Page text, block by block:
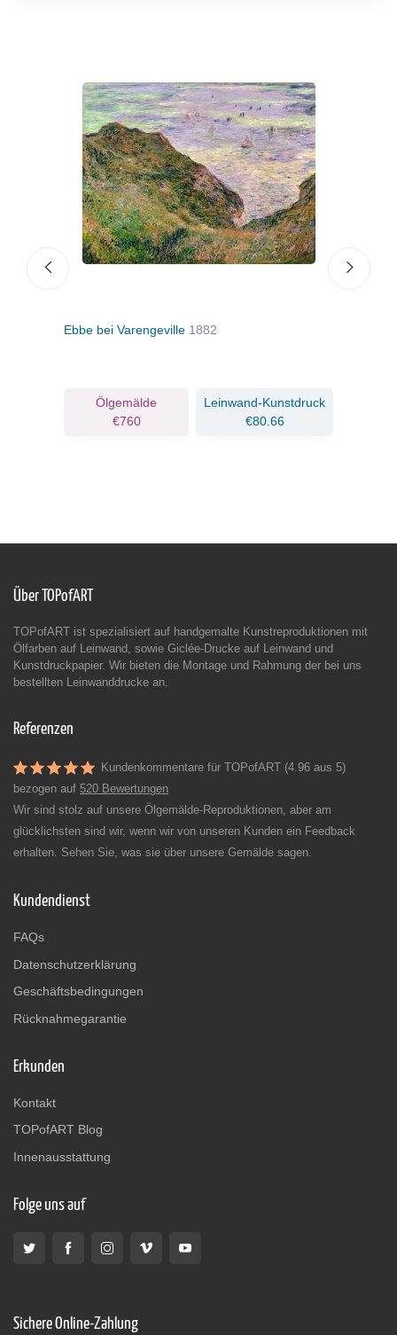
Ebbe bei Varengeville 1882
Ölgemälde
€760
Leinwand-Kunstdruck
€80.66
Über TOPofART
TOPofART ist spezialisiert auf handgemalte Kunstreproduktionen mit
Ölfarben auf Leinwand, sowie Giclée-Drucke auf Leinwand und
Kunstdruckpapier. Wir bieten die Montage und Rahmung der bei uns
bestellten Leinwanddrucke an.
Referenzen
Kundenkommentare für TOPofART (4.96 aus 5)
bezogen auf 520 Bewertungen
Wir sind stolz auf unsere Ölgemälde-Reproduktionen, aber am
glücklichsten sind wir, wenn wir von unseren Kunden ein Feedback
erhalten. Sehen Sie, was sie über unsere Gemälde sagen.
Kundendienst
FAQs
Datenschutzerklärung
Geschäftsbedingungen
Rücknahmegarantie
Erkunden
Kontakt
TOPofART Blog
Innenausstattung
Folge uns auf
Sichere Online-Zahlung